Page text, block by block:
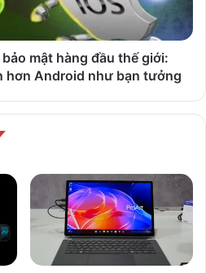
mật hàng đầu thế giới:
hơn Android như bạn tưởng